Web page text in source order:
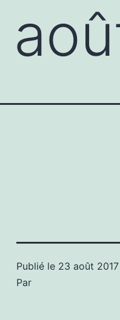
Publié le 23 août 2017
Par